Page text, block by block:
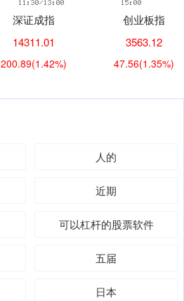
深证成指
14311.01
200.89(1.42%)
创业板指
3563.12
47.56(1.35%)
人的
近期
可以杠杆的股票软件
五届
日本